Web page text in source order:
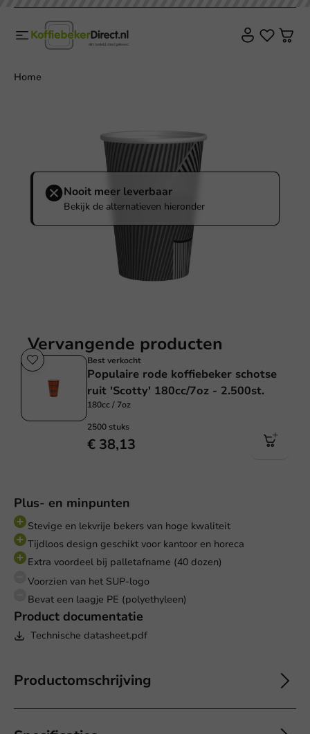
Home
Nooit meer leverbaar
Bekijk de alternatieven hieronder
Plus- en minpunten
Stevige en lekvrije bekers van hoge kwaliteit
Tijdloos design geschikt voor kantoor en horeca
Extra voordeel bij palletafname (40 dozen)
Voorzien van het SUP-logo
Bevat een laagje PE (polyethyleen)
Product documentatie
Technische datasheet.pdf
Productomschrijving
Vervangende producten
Best verkocht
Populaire rode koffiebeker schotse
ruit 'Scotty' 180cc/7oz - 2.500st.
180cc / 7oz
2500 stuks
€ 38,13